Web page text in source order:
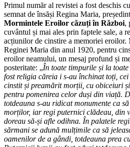
Primul număr al revistei a fost deschis
semnat de însăși Regina Maria,
Mormintele Eroilor căzuți în Război,
cuvântul și mai ales prin faptele sale, a
acțiunilor de cinstire a memoriei eroilor.
Reginei Maria din anul 1920, pentru
eroilor neamului, un mesaj profund și
posteritate: „În toate timpurile și la
fost religia căreia i s-au închinat toți,
cinstit și preamărit morții, cu obiceiuri
pentru pomenirea celor duși din viață.
totdeauna s-au ridicat monumente ca
morților, iar regi puternici clădeau, din
doreau să-și afle odihna. În palatele
sărmani se adună mulțimile ca să
oamenilor de a gândi, totdeauna prea